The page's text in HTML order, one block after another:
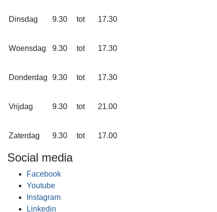
Dinsdag 9.30 tot 17.30
Woensdag 9.30 tot 17.30
Donderdag 9.30 tot 17.30
Vrijdag 9.30 tot 21.00
Zaterdag 9.30 tot 17.00
Social media
Facebook
Youtube
Instagram
Linkedin